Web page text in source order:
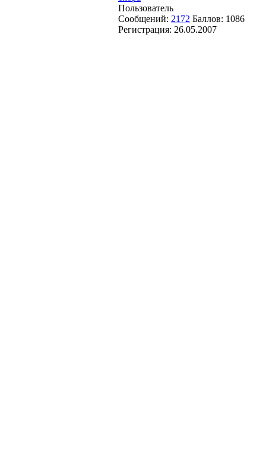
Пользователь
Сообщений: 2172 Баллов: 1086
Регистрация: 26.05.2007